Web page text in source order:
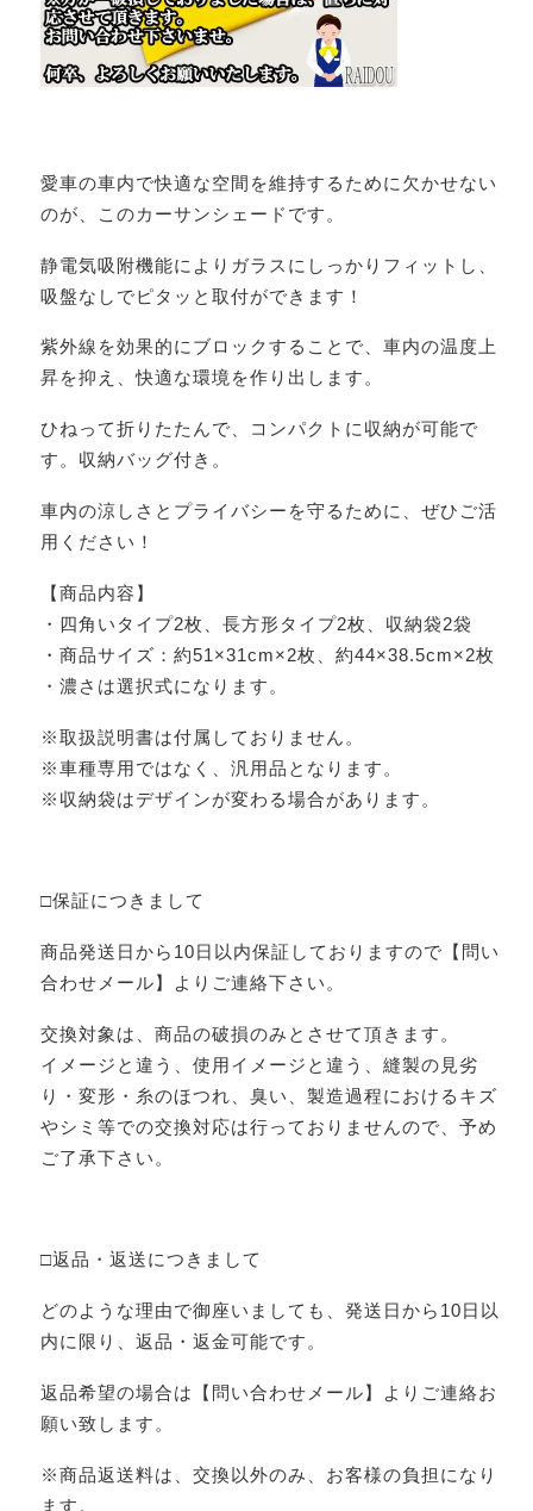
愛車の車内で快適な空間を維持するために欠かせない
のが、このカーサンシェードです。
静電気吸附機能によりガラスにしっかりフィットし、
吸盤なしでピタッと取付ができます！
紫外線を効果的にブロックすることで、車内の温度上
昇を抑え、快適な環境を作り出します。
ひねって折りたたんで、コンパクトに収納が可能で
す。収納バッグ付き。
車内の涼しさとプライバシーを守るために、ぜひご活
用ください！
【商品内容】
・四角いタイプ2枚、長方形タイプ2枚、収納袋2袋
・商品サイズ：約51×31cm×2枚、約44×38.5cm×2枚
・濃さは選択式になります。
※取扱説明書は付属しておりません。
※車種専用ではなく、汎用品となります。
※収納袋はデザインが変わる場合があります。
□保証につきまして
商品発送日から10日以内保証しておりますので【問い
合わせメール】よりご連絡下さい。
交換対象は、商品の破損のみとさせて頂きます。
イメージと違う、使用イメージと違う、縫製の見劣
り・変形・糸のほつれ、臭い、製造過程におけるキズ
やシミ等での交換対応は行っておりませんので、予め
ご了承下さい。
□返品・返送につきまして
どのような理由で御座いましても、発送日から10日以
内に限り、返品・返金可能です。
返品希望の場合は【問い合わせメール】よりご連絡お
願い致します。
※商品返送料は、交換以外のみ、お客様の負担になり
ます。